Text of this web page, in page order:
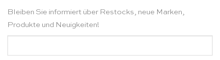
Bleiben Sie informiert über Restocks, neue Marken,
Produkte und Neuigkeiten!